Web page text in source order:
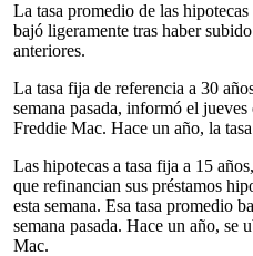
La tasa promedio de las
bajó ligeramente tras haber
anteriores.
La tasa fija de referencia a 30
semana pasada, informó el
Freddie Mac. Hace un año, la
Las hipotecas a tasa fija a 15
que refinancian sus préstamos
esta semana. Esa tasa promedio
semana pasada. Hace un año, se
Mac.